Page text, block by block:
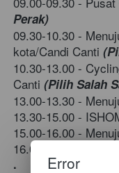
Perak)
09.30-10.30 -
kota/Candi Canti
10.30-13.00 -
Canti (Pilih Salah
13.00-13.30 -
13.30-15.00 -
15.00-16.00 -
16.00-17.00 - Drop
.
Error